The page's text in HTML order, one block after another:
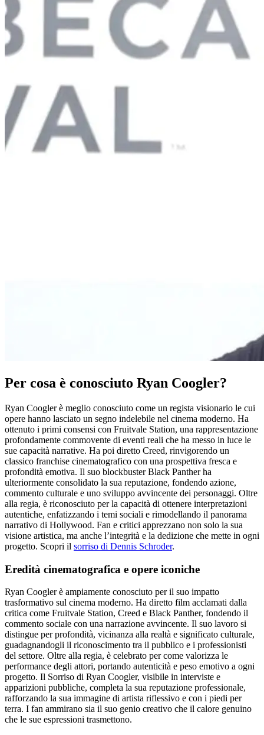
Per cosa è conosciuto Ryan Coogler?
Ryan Coogler è meglio conosciuto come un regista visionario le cui
opere hanno lasciato un segno indelebile nel cinema moderno. Ha
ottenuto i primi consensi con Fruitvale Station, una rappresentazione
profondamente commovente di eventi reali che ha messo in luce le
sue capacità narrative. Ha poi diretto Creed, rinvigorendo un
classico franchise cinematografico con una prospettiva fresca e
profondità emotiva. Il suo blockbuster Black Panther ha
ulteriormente consolidato la sua reputazione, fondendo azione,
commento culturale e uno sviluppo avvincente dei personaggi. Oltre
alla regia, è riconosciuto per la capacità di ottenere interpretazioni
autentiche, enfatizzando i temi sociali e rimodellando il panorama
narrativo di Hollywood. Fan e critici apprezzano non solo la sua
visione artistica, ma anche l’integrità e la dedizione che mette in ogni
progetto. Scopri il sorriso di Dennis Schroder.
Eredità cinematografica e opere iconiche
Ryan Coogler è ampiamente conosciuto per il suo impatto
trasformativo sul cinema moderno. Ha diretto film acclamati dalla
critica come Fruitvale Station, Creed e Black Panther, fondendo il
commento sociale con una narrazione avvincente. Il suo lavoro si
distingue per profondità, vicinanza alla realtà e significato culturale,
guadagnandogli il riconoscimento tra il pubblico e i professionisti
del settore. Oltre alla regia, è celebrato per come valorizza le
performance degli attori, portando autenticità e peso emotivo a ogni
progetto. Il Sorriso di Ryan Coogler, visibile in interviste e
apparizioni pubbliche, completa la sua reputazione professionale,
rafforzando la sua immagine di artista riflessivo e con i piedi per
terra. I fan ammirano sia il suo genio creativo che il calore genuino
che le sue espressioni trasmettono.